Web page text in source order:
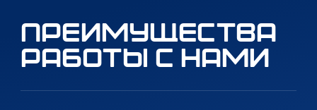
Преимущества
работы с нами